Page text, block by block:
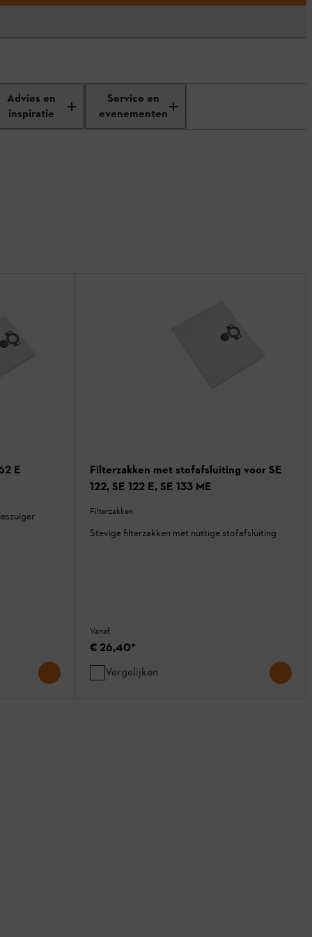
Advies en
inspiratie
Service en
evenementen
E
Filterzakken met stofafsluiting voor SE
122, SE 122 E, SE 133 ME
Filterzakken
Stevige filterzakken met nuttige stofafsluiting
Vanaf
€ 26,40*
Vergelijken